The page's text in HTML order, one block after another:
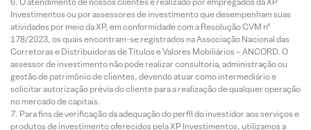
Investimentos ou por assessores de investimento que desempenham suas
atividades por meio da XP, em conformidade com a Resolução CVM nº
178/2023, os quais encontram-se registrados na Associação Nacional das
Corretoras e Distribuidoras de Títulos e Valores Mobiliários – ANCORD. O
assessor de investimento não pode realizar consultoria, administração ou
gestão de patrimônio de clientes, devendo atuar como intermediário e
solicitar autorização prévia do cliente para a realização de qualquer operação
no mercado de capitais.
Para fins de verificação da adequação do perfil do investidor aos serviços e
produtos de investimento oferecidos pela XP Investimentos, utilizamos a